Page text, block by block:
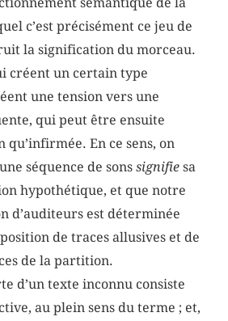
c’est précisément ce jeu de
la signification du morceau.
créent un certain type
une tension vers une
qui peut être ensuite
qu’infirmée. En ce sens, on
séquence de sonssignifiesa
hypothétique, et que notre
d’auditeurs est déterminée
de traces allusives et de
de la partition.
d’un texte inconnu consiste
au plein sens du terme ; et,